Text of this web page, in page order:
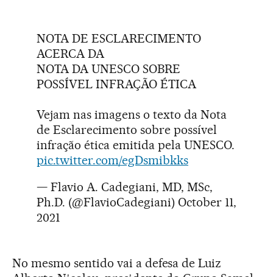
NOTA DE ESCLARECIMENTO
ACERCA DA
NOTA DA UNESCO SOBRE
POSSÍVEL INFRAÇÃO ÉTICA
Vejam nas imagens o texto da Nota
de Esclarecimento sobre possível
infração ética emitida pela UNESCO.
pic.twitter.com/egDsmibkks
— Flavio A. Cadegiani, MD, MSc,
Ph.D. (@FlavioCadegiani) October 11,
2021
No mesmo sentido vai a defesa de Luiz